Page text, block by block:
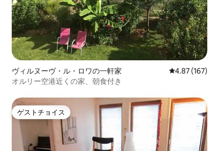
ヴィルヌーヴ・ル・ロワの一軒家 レビュー167
4.87 (167)
オルリー空港近くの家、朝食付き
ゲストチョイス
ゲストチョイス